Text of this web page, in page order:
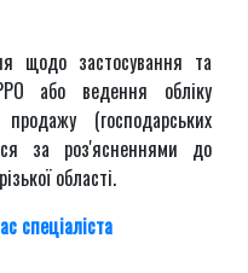
щодо застосування та
або ведення обліку
(господарських
за роз'ясненнями до
області.
спеціаліста